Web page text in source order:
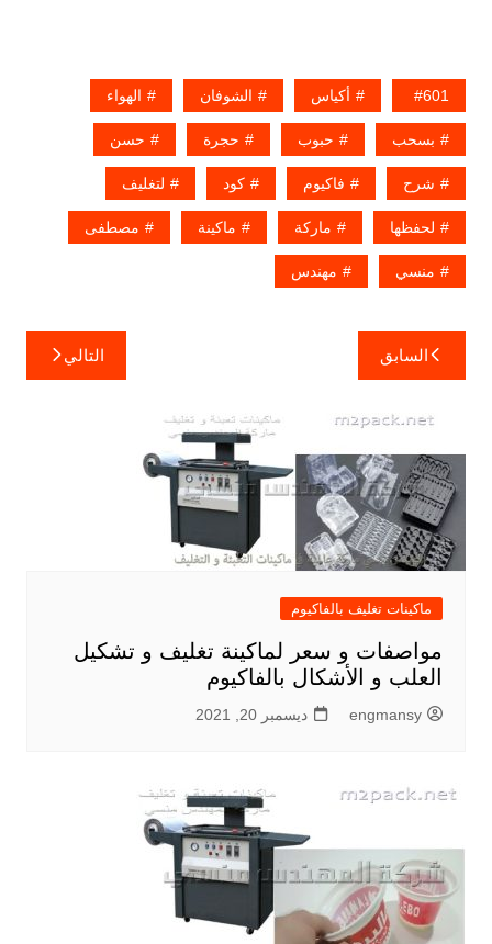
601 أكياس الشوفان الهواء
بسحب حبوب حجرة حسن
شرح فاكيوم كود لتغليف
لحفظها ماركة ماكينة مصطفى
منسي مهندس
تصفّح
المقالات
السابق التالي
ماكينات تغليف بالفاكيوم
مواصفات و سعر لماكينة تغليف و تشكيل
العلب و الأشكال بالفاكيوم
engmansy ديسمبر 20, 2021